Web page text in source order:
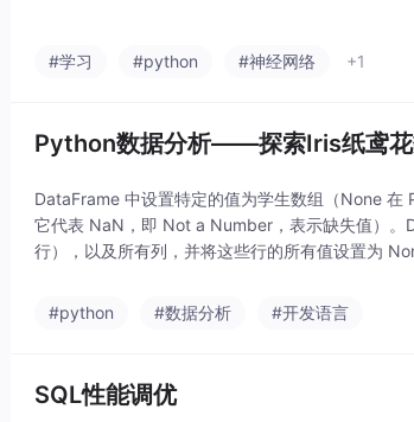
#学习 #python #神经网络 +1
Python数据分析——探索Iris纸鸢
DataFrame 中设置特定的值为学生数组（None
它代表 NaN，即 Not a Number，表示缺失值）
行），以及所有列，并将这些行的所有值设置为
#python
#数据分析 #开发语言
SQL性能调优